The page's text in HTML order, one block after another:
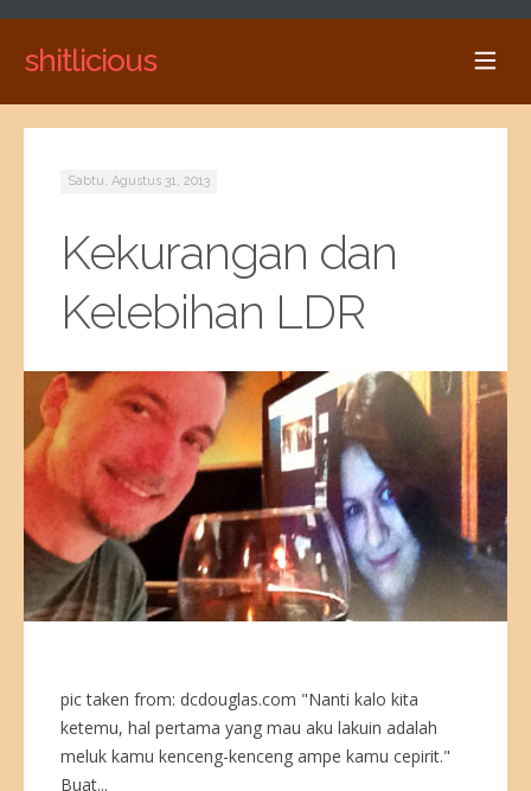
shitlicious
Sabtu, Agustus 31, 2013
Kekurangan dan
Kelebihan LDR
pic taken from: dcdouglas.com "Nanti kalo kita
ketemu, hal pertama yang mau aku lakuin adalah
meluk kamu kenceng-kenceng ampe kamu cepirit."
Buat...